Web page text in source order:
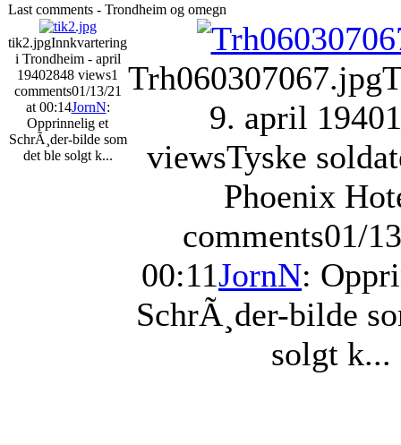
Last comments - Trondheim og omegn
tik2.jpgInnkvartering
i Trondheim - april
19402848 views1
comments01/13/21
at 00:14JornN:
Opprinnelig et
SchrÃ¸der-bilde som
det ble solgt k...
Trh060307067.jpg
9. april 1940
viewsTyske
Phoenix
comments01/
00:11JornN:
SchrÃ¸der-bilde
solgt k...